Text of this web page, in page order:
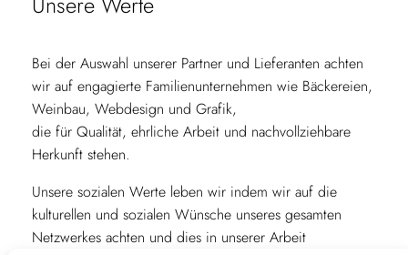
Bei der Auswahl unserer Partner und Lieferanten achten
wir auf engagierte Familienunternehmen wie Bäckereien,
Weinbau, Webdesign und Grafik,
die für Qualität, ehrliche Arbeit und nachvollziehbare
Herkunft stehen.
Unsere sozialen Werte leben wir indem wir auf die
kulturellen und sozialen Wünsche unseres gesamten
Netzwerkes achten und dies in unserer Arbeit